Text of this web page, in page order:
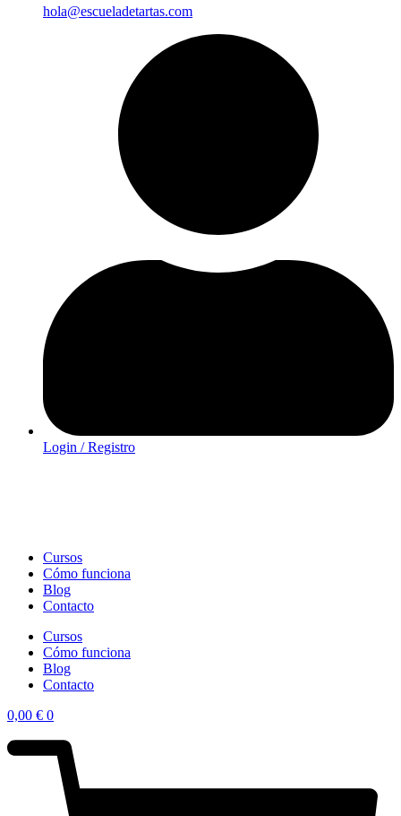
hola@escueladetartas.com
Login / Registro
Cursos
Cómo funciona
Blog
Contacto
Cursos
Cómo funciona
Blog
Contacto
0,00 € 0